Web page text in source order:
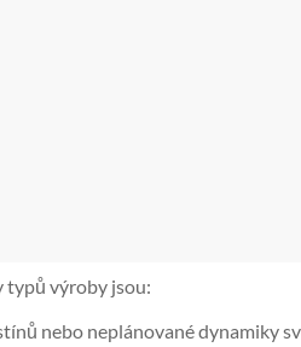
typů výroby jsou:
nebo neplánované dynamiky